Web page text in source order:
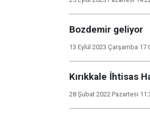
Bozdemir geliyor
13 Eylül 2023 Çarşamba
Kırıkkale İhtisas
28 Şubat 2022 Pazartesi